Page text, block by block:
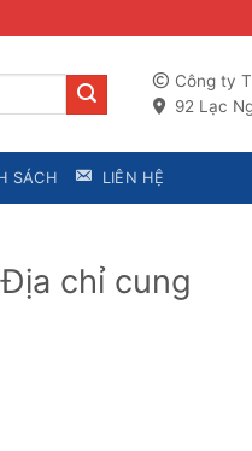
Công ty
92 Lạc
SÁCH LIÊN HỆ
chỉ cung